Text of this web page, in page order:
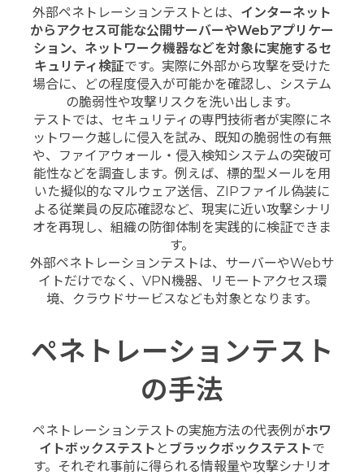
外部ペネトレーションテストとは、 インターネット
からアクセス可能な公開サーバーやWebアプリケー
ション、ネットワーク機器などを対象に実施するセ
キュリティ検証です。実際に外部から攻撃を受けた
場合に、どの程度侵入が可能かを確認し、システム
の脆弱性や攻撃リスクを洗い出します。
テストでは、セキュリティの専門技術者が実際にネ
ットワーク越しに侵入を試み、既知の脆弱性の有無
や、ファイアウォール・侵入検知システムの突破可
能性などを調査します。例えば、標的型メールを用
いた擬似的なマルウェア送信、ZIPファイル偽装に
よる従業員の反応確認など、現実に近い攻撃シナリ
オを再現し、組織の防御体制を実践的に検証できま
す。
外部ペネトレーションテストは、サーバーやWebサ
イトだけでなく、VPN機器、リモートアクセス環
境、クラウドサービスなども対象となります。
ペネトレーションテスト
の手法
ペネトレーションテストの実施方法の代表例がホワ
イトボックステスト と ブラックボックステストで
す。それぞれ事前に得られる情報量や攻撃シナリオ